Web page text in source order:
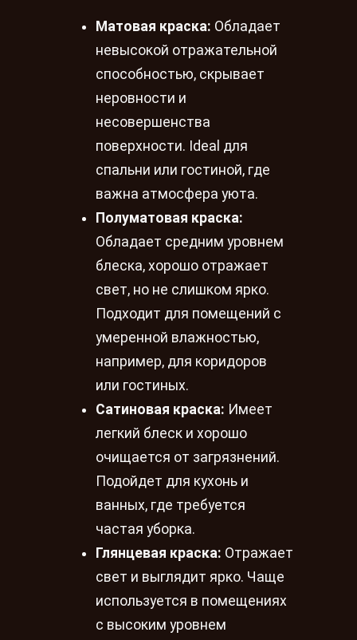
Матовая краска: Обладает
невысокой отражательной
способностью, скрывает
неровности и
несовершенства
поверхности. Ideal для
спальни или гостиной, где
важна атмосфера уюта.
Полуматовая краска:
Обладает средним уровнем
блеска, хорошо отражает
свет, но не слишком ярко.
Подходит для помещений с
умеренной влажностью,
например, для коридоров
или гостиных.
Сатиновая краска: Имеет
легкий блеск и хорошо
очищается от загрязнений.
Подойдет для кухонь и
ванных, где требуется
частая уборка.
Глянцевая краска: Отражает
свет и выглядит ярко. Чаще
используется в помещениях
с высоким уровнем